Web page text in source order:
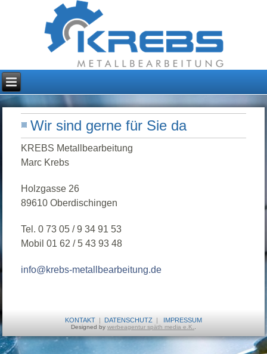
Wir sind gerne für Sie da
KREBS Metallbearbeitung
Marc Krebs
Holzgasse 26
89610 Oberdischingen
Tel. 0 73 05 / 9 34 91 53
Mobil 01 62 / 5 43 93 48
info@krebs-metallbearbeitung.de
KONTAKT DATENSCHUTZ IMPRESSUM
Designed by werbeagentur späth media e.K..